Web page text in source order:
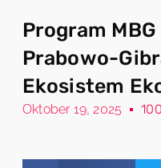
Program
Prabowo-
Ekosistem
Oktober 19, 2025